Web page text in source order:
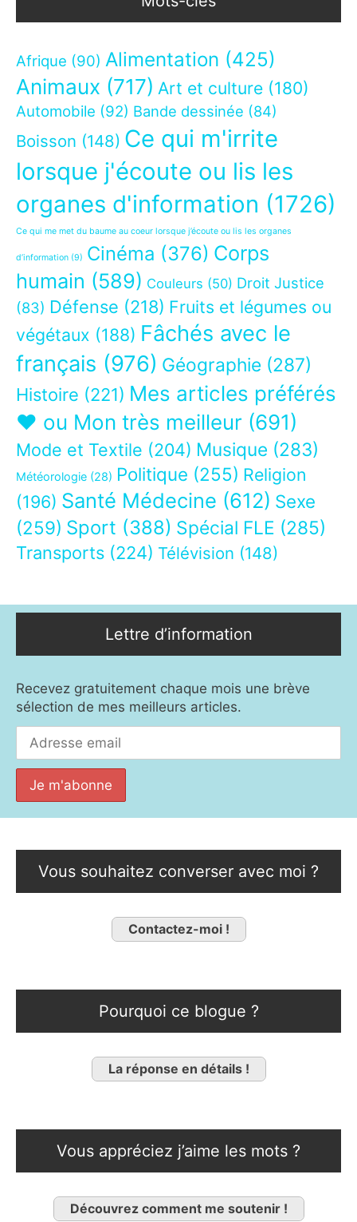
Afrique (90) Alimentation (425)
Animaux (717) Art et culture (180)
Automobile (92) Bande dessinée (84)
Boisson (148) Ce qui m'irrite
lorsque j'écoute ou lis les
organes d'information (1726)
Ce qui me met du baume au coeur lorsque j’écoute ou lis les organes
d’information (9) Cinéma (376) Corps
humain (589) Couleurs (50) Droit Justice
(83) Défense (218) Fruits et légumes ou
végétaux (188) Fâchés avec le
français (976) Géographie (287)
Histoire (221) Mes articles préférés
❤ ou Mon très meilleur (691)
Mode et Textile (204) Musique (283)
Météorologie (28) Politique (255) Religion
(196) Santé Médecine (612) Sexe
(259) Sport (388) Spécial FLE (285)
Transports (224) Télévision (148)
Lettre d’information
Recevez gratuitement chaque mois une brève
sélection de mes meilleurs articles.
Vous souhaitez converser avec moi ?
Contactez-moi !
Pourquoi ce blogue ?
La réponse en détails !
Vous appréciez j’aime les mots ?
Découvrez comment me soutenir !